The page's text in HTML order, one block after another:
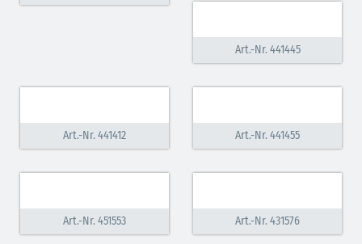
Art.-Nr. 441445
Art.-Nr. 441412 Art.-Nr. 441455
Art.-Nr. 451553 Art.-Nr. 431576